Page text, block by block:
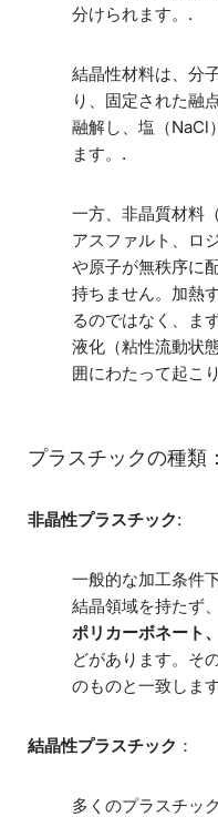
分けられます。.
結晶性材料は、分
り、固定された融
融解し、塩（NaCl
ます。.
一方、非晶質材料
アスファルト、ロ
や原子が無秩序に
持ちません。加熱
るのではなく、ま
液化（粘性流動状
囲にわたって起こ
プラスチックの種類
非晶性プラスチック:
一般的な加工条件
結晶領域を持たず
ポリカーボネート
どがあります。そ
のものと一致しま
結晶性プラスチック ：
多くのプラスチッ